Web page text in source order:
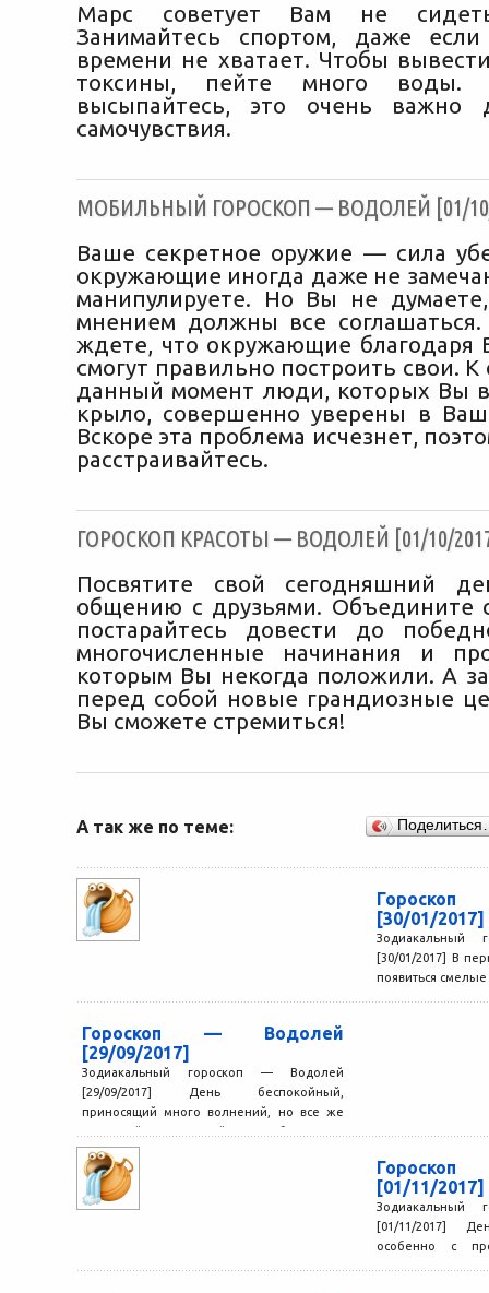
Марс советует Вам не
Занимайтесь спортом, даже
времени не хватает. Чтобы
токсины, пейте много воды.
высыпайтесь, это очень важно
самочувствия.
МОБИЛЬНЫЙ ГОРОСКОП — ВОДОЛЕЙ [01/
Ваше секретное оружие — сила
окружающие иногда даже не
манипулируете. Но Вы не
мнением должны все
ждете, что окружающие
смогут правильно построить свои.
данный момент люди, которых Вы
крыло, совершенно уверены в
Вскоре эта проблема исчезнет,
расстраивайтесь.
ГОРОСКОП КРАСОТЫ — ВОДОЛЕЙ [01/10/
Посвятите свой сегодняшний
общению с друзьями. Объедините
постарайтесь довести до
многочисленные начинания и
которым Вы некогда положили. А
перед собой новые грандиозные
Вы сможете стремиться!
А так же по теме:
[30/01/2017]
Зодиакальный
[30/01/2017] В
появиться
Гороскоп — Водолей
[29/09/2017]
Зодиакальный гороскоп — Водолей
[29/09/2017] День беспокойный,
приносящий много волнений, но все же
неплохой. Рассчитывайте на собственные
силы, сейчас это...
[01/11/2017]
Зодиакальный
[01/11/2017]
особенно с